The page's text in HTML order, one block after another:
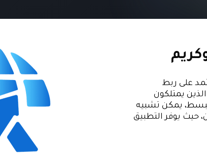
على ربط
يمتلكون
يمكن تشبيه
حيث يوفر التطبيق